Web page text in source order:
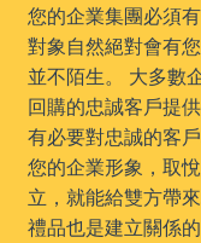
您的企業集團必須
對象自然絕對會有
並不陌生。 大多數
回購的忠誠客戶提
有必要對忠誠的客
您的企業形象，取
立，就能給雙方帶
禮品也是建立關係